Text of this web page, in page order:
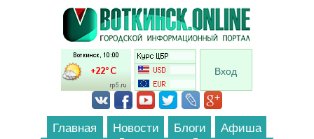
Перейти к основному содержанию
Вход
Главная Новости Блоги
Афиша